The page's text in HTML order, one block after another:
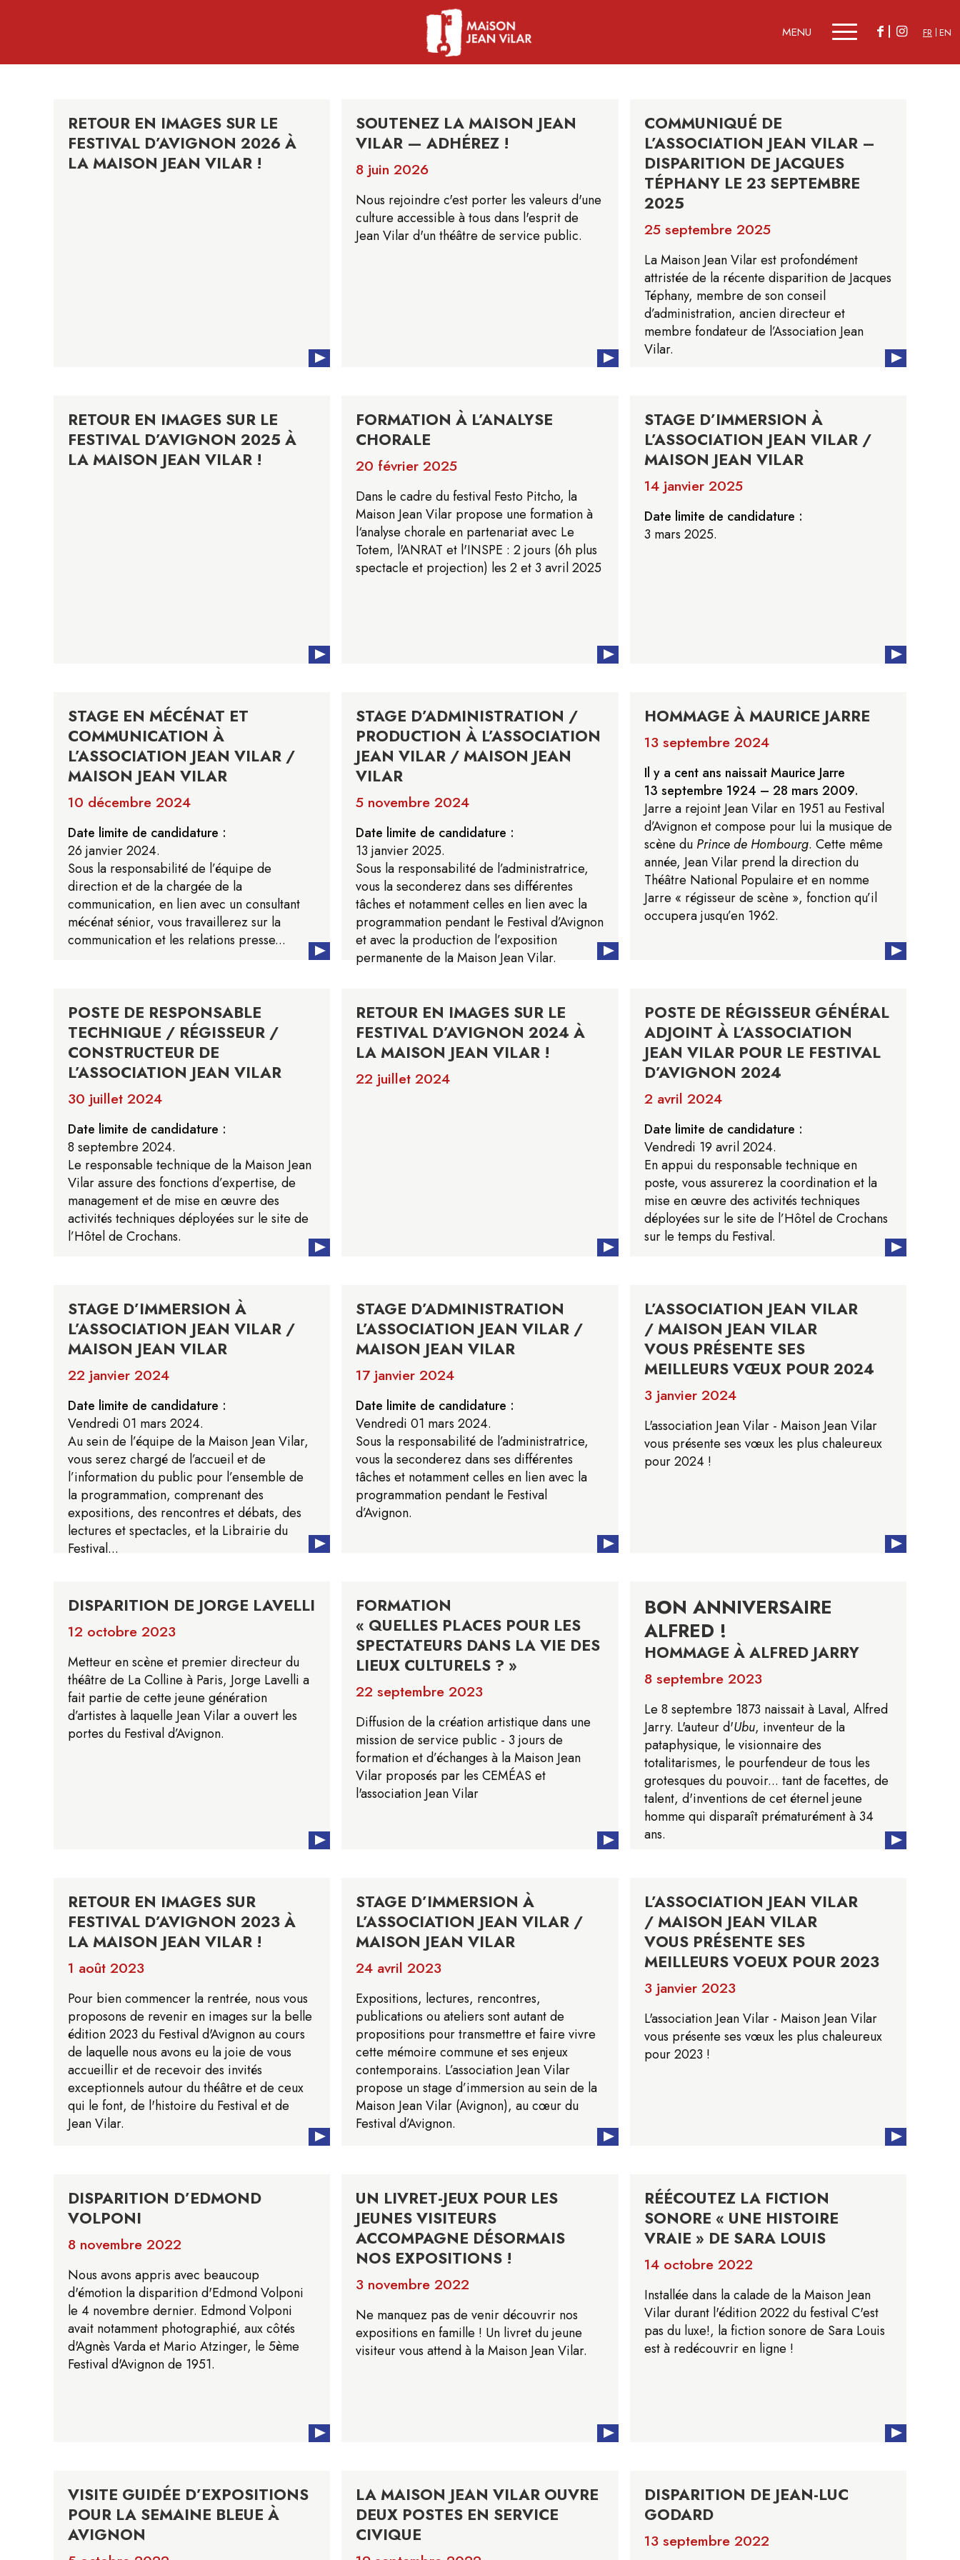
FR EN
RETOUR EN IMAGES SUR LE
FESTIVAL D’AVIGNON 2026 À
LA MAISON JEAN VILAR !
SOUTENEZ LA MAISON JEAN
VILAR — ADHÉREZ !
8 juin 2026
Nous rejoindre c'est porter les valeurs d'une
culture accessible à tous dans l'esprit de
Jean Vilar d'un théâtre de service public.
COMMUNIQUÉ DE
L’ASSOCIATION JEAN VILAR –
DISPARITION DE JACQUES
TÉPHANY LE 23 SEPTEMBRE
2025
25 septembre 2025
La Maison Jean Vilar est profondément
attristée de la récente disparition de Jacques
Téphany, membre de son conseil
d’administration, ancien directeur et
membre fondateur de l’Association Jean
Vilar.
RETOUR EN IMAGES SUR LE
FESTIVAL D’AVIGNON 2025 À
LA MAISON JEAN VILAR !
FORMATION À L’ANALYSE
CHORALE
20 février 2025
Dans le cadre du festival Festo Pitcho, la
Maison Jean Vilar propose une formation à
l‘analyse chorale en partenariat avec Le
Totem, l'ANRAT et l'INSPE : 2 jours (6h plus
spectacle et projection) les 2 et 3 avril 2025
STAGE D’IMMERSION À
L’ASSOCIATION JEAN VILAR /
MAISON JEAN VILAR
14 janvier 2025
Date limite de candidature :
3 mars 2025.
STAGE EN MÉCÉNAT ET
COMMUNICATION À
L’ASSOCIATION JEAN VILAR /
MAISON JEAN VILAR
10 décembre 2024
Date limite de candidature :
26 janvier 2024.
Sous la responsabilité de l’équipe de
direction et de la chargée de la
communication, en lien avec un consultant
mécénat sénior, vous travaillerez sur la
communication et les relations presse...
STAGE D’ADMINISTRATION /
PRODUCTION À L’ASSOCIATION
JEAN VILAR / MAISON JEAN
VILAR
5 novembre 2024
Date limite de candidature :
13 janvier 2025.
Sous la responsabilité de l’administratrice,
vous la seconderez dans ses différentes
tâches et notamment celles en lien avec la
programmation pendant le Festival d’Avignon
et avec la production de l’exposition
permanente de la Maison Jean Vilar.
HOMMAGE À MAURICE JARRE
13 septembre 2024
Il y a cent ans naissait Maurice Jarre
13 septembre 1924 – 28 mars 2009.
Jarre a rejoint Jean Vilar en 1951 au Festival
d’Avignon et compose pour lui la musique de
scène du Prince de Hombourg. Cette même
année, Jean Vilar prend la direction du
Théâtre National Populaire et en nomme
Jarre « régisseur de scène », fonction qu’il
occupera jusqu’en 1962.
POSTE DE RESPONSABLE
TECHNIQUE / RÉGISSEUR /
CONSTRUCTEUR DE
L’ASSOCIATION JEAN VILAR
30 juillet 2024
Date limite de candidature :
8 septembre 2024.
Le responsable technique de la Maison Jean
Vilar assure des fonctions d’expertise, de
management et de mise en œuvre des
activités techniques déployées sur le site de
l’Hôtel de Crochans.
RETOUR EN IMAGES SUR LE
FESTIVAL D’AVIGNON 2024 À
LA MAISON JEAN VILAR !
22 juillet 2024
POSTE DE RÉGISSEUR GÉNÉRAL
ADJOINT À L’ASSOCIATION
JEAN VILAR POUR LE FESTIVAL
D’AVIGNON 2024
2 avril 2024
Date limite de candidature :
Vendredi 19 avril 2024.
En appui du responsable technique en
poste, vous assurerez la coordination et la
mise en œuvre des activités techniques
déployées sur le site de l’Hôtel de Crochans
sur le temps du Festival.
STAGE D’IMMERSION À
L’ASSOCIATION JEAN VILAR /
MAISON JEAN VILAR
22 janvier 2024
Date limite de candidature :
Vendredi 01 mars 2024.
Au sein de l’équipe de la Maison Jean Vilar,
vous serez chargé de l’accueil et de
l’information du public pour l’ensemble de
la programmation, comprenant des
expositions, des rencontres et débats, des
lectures et spectacles, et la Librairie du
Festival...
STAGE D’ADMINISTRATION
L’ASSOCIATION JEAN VILAR /
MAISON JEAN VILAR
17 janvier 2024
Date limite de candidature :
Vendredi 01 mars 2024.
Sous la responsabilité de l’administratrice,
vous la seconderez dans ses différentes
tâches et notamment celles en lien avec la
programmation pendant le Festival
d’Avignon.
L’ASSOCIATION JEAN VILAR
/ MAISON JEAN VILAR
VOUS PRÉSENTE SES
MEILLEURS VŒUX POUR 2024
3 janvier 2024
L'association Jean Vilar - Maison Jean Vilar
vous présente ses vœux les plus chaleureux
pour 2024 !
DISPARITION DE JORGE LAVELLI
12 octobre 2023
Metteur en scène et premier directeur du
théâtre de La Colline à Paris, Jorge Lavelli a
fait partie de cette jeune génération
d’artistes à laquelle Jean Vilar a ouvert les
portes du Festival d’Avignon.
FORMATION
« QUELLES PLACES POUR LES
SPECTATEURS DANS LA VIE DES
LIEUX CULTURELS ? »
22 septembre 2023
Diffusion de la création artistique dans une
mission de service public - 3 jours de
formation et d’échanges à la Maison Jean
Vilar proposés par les CEMÉAS et
l'association Jean Vilar
BON ANNIVERSAIRE
ALFRED !
HOMMAGE À ALFRED JARRY
8 septembre 2023
Le 8 septembre 1873 naissait à Laval, Alfred
Jarry. L'auteur d'Ubu, inventeur de la
pataphysique, le visionnaire des
totalitarismes, le pourfendeur de tous les
grotesques du pouvoir... tant de facettes, de
talent, d'inventions de cet éternel jeune
homme qui disparaît prématurément à 34
ans.
RETOUR EN IMAGES SUR
FESTIVAL D’AVIGNON 2023 À
LA MAISON JEAN VILAR !
1 août 2023
Pour bien commencer la rentrée, nous vous
proposons de revenir en images sur la belle
édition 2023 du Festival d'Avignon au cours
de laquelle nous avons eu la joie de vous
accueillir et de recevoir des invités
exceptionnels autour du théâtre et de ceux
qui le font, de l'histoire du Festival et de
Jean Vilar.
STAGE D’IMMERSION À
L’ASSOCIATION JEAN VILAR /
MAISON JEAN VILAR
24 avril 2023
Expositions, lectures, rencontres,
publications ou ateliers sont autant de
propositions pour transmettre et faire vivre
cette mémoire commune et ses enjeux
contemporains. L’association Jean Vilar
propose un stage d’immersion au sein de la
Maison Jean Vilar (Avignon), au cœur du
Festival d’Avignon.
L’ASSOCIATION JEAN VILAR
/ MAISON JEAN VILAR
VOUS PRÉSENTE SES
MEILLEURS VOEUX POUR 2023
3 janvier 2023
L'association Jean Vilar - Maison Jean Vilar
vous présente ses vœux les plus chaleureux
pour 2023 !
DISPARITION D’EDMOND
VOLPONI
8 novembre 2022
Nous avons appris avec beaucoup
d'émotion la disparition d'Edmond Volponi
le 4 novembre dernier. Edmond Volponi
avait notamment photographié, aux côtés
d'Agnès Varda et Mario Atzinger, le 5ème
Festival d'Avignon de 1951.
UN LIVRET-JEUX POUR LES
JEUNES VISITEURS
ACCOMPAGNE DÉSORMAIS
NOS EXPOSITIONS !
3 novembre 2022
Ne manquez pas de venir découvrir nos
expositions en famille ! Un livret du jeune
visiteur vous attend à la Maison Jean Vilar.
RÉÉCOUTEZ LA FICTION
SONORE « UNE HISTOIRE
VRAIE » DE SARA LOUIS
14 octobre 2022
Installée dans la calade de la Maison Jean
Vilar durant l'édition 2022 du festival C'est
pas du luxe!, la fiction sonore de Sara Louis
est à redécouvrir en ligne !
VISITE GUIDÉE D’EXPOSITIONS
POUR LA SEMAINE BLEUE À
AVIGNON
LA MAISON JEAN VILAR OUVRE
DEUX POSTES EN SERVICE
CIVIQUE
DISPARITION DE JEAN-LUC
GODARD
13 septembre 2022